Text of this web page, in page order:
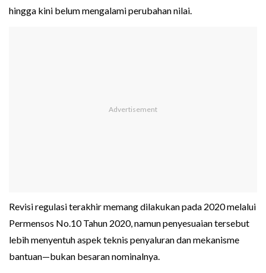
hingga kini belum mengalami perubahan nilai.
Revisi regulasi terakhir memang dilakukan pada 2020 melalui
Permensos No.10 Tahun 2020, namun penyesuaian tersebut
lebih menyentuh aspek teknis penyaluran dan mekanisme
bantuan—bukan besaran nominalnya.